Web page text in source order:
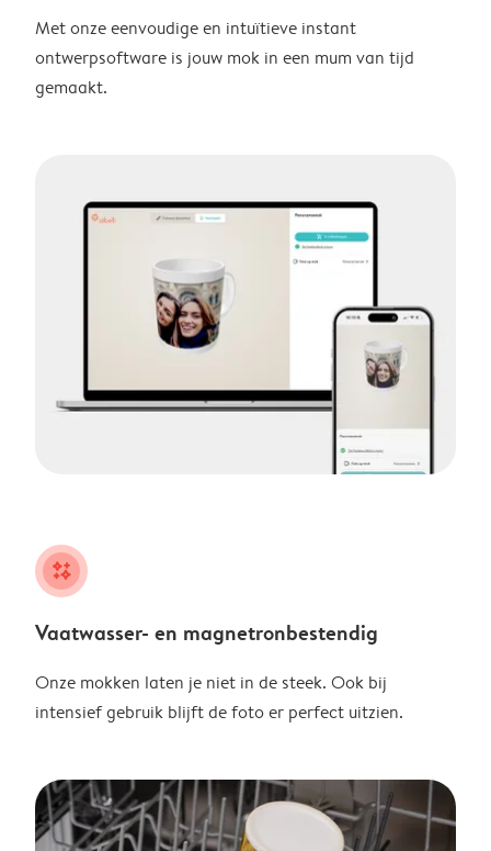
Met onze eenvoudige en intuïtieve instant
ontwerpsoftware is jouw mok in een mum van tijd
gemaakt.
night
Vaatwasser- en magnetronbestendig
Onze mokken laten je niet in de steek. Ook bij
intensief gebruik blijft de foto er perfect uitzien.